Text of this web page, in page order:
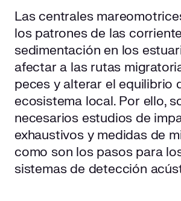
Las centrales
los patrones de las
sedimentación en los
afectar a las rutas
peces y alterar el equilibrio
ecosistema local. Por ello,
necesarios estudios de
exhaustivos y medidas de
como son los pasos para
sistemas de detección